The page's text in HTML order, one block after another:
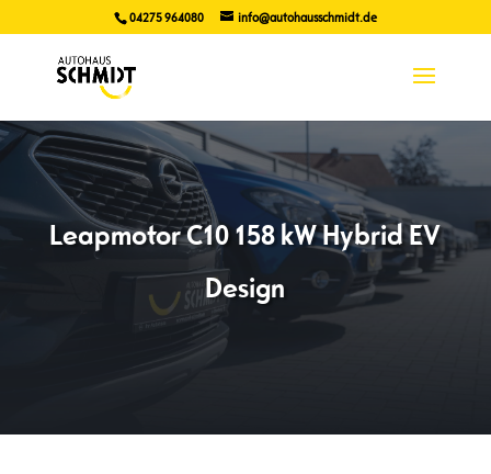
04275 964080 info@autohausschmidt.de
Leapmotor C10 158 kW Hybrid EV
Design